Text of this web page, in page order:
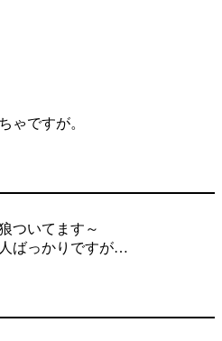
ゃですが。
ついてます～
ばっかりですが…